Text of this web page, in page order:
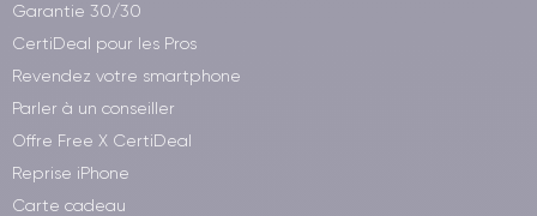
Garantie 30/30
CertiDeal pour les Pros
Revendez votre smartphone
Parler à un conseiller
Offre Free X CertiDeal
Reprise iPhone
Carte cadeau